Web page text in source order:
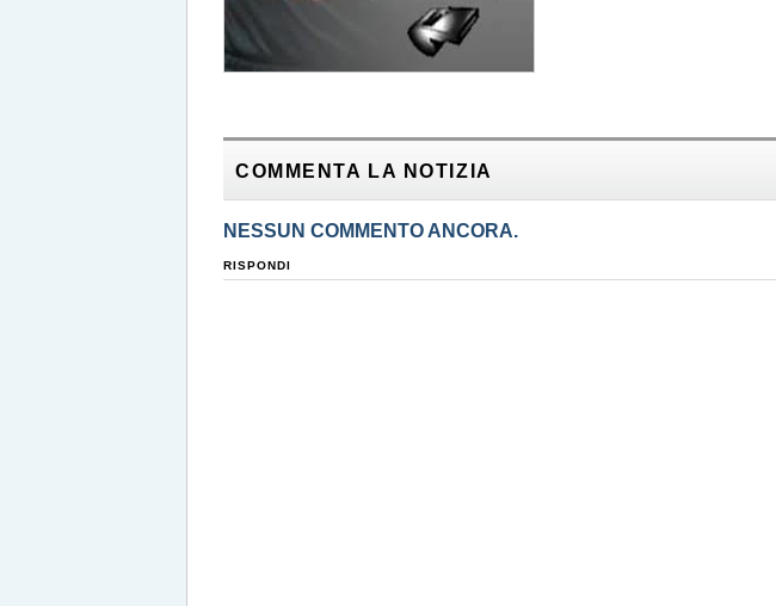
COMMENTA LA NOTIZIA
NESSUN COMMENTO ANCORA.
RISPONDI